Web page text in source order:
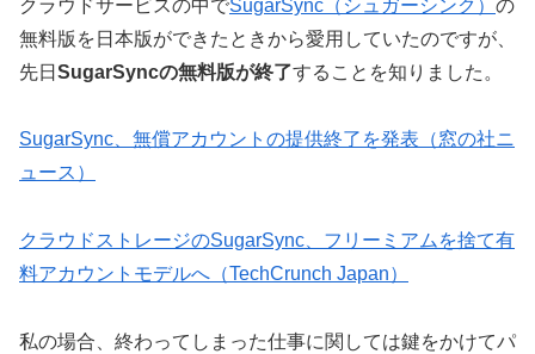
クラウドサービスの中でSugarSync（シュガーシンク） の
無料版を日本版ができたときから愛用していたのですが、
先日 SugarSyncの無料版が終了することを知りました。
SugarSync、無償アカウントの提供終了を発表（窓の社ニ
ュース）
クラウドストレージのSugarSync、フリーミアムを捨て有
料アカウントモデルへ（TechCrunch Japan）
私の場合、終わってしまった仕事に関しては鍵をかけてパ